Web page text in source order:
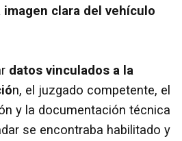
clara del vehículo
datos vinculados a la
n, el juzgado competente, el
y la documentación técnica
se encontraba habilitado y